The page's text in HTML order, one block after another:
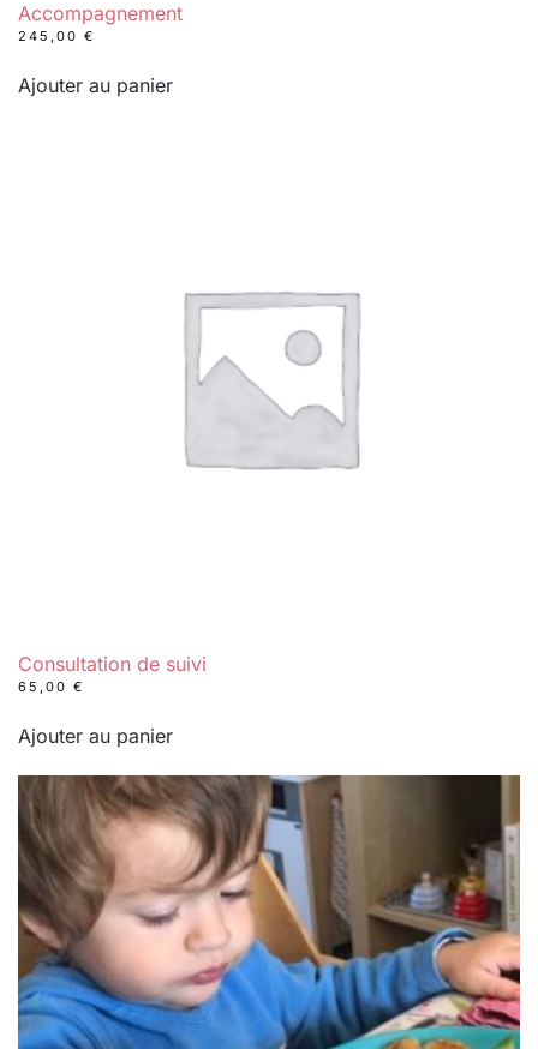
Accompagnement
245,00 €
Ajouter au panier
Consultation de suivi
65,00 €
Ajouter au panier